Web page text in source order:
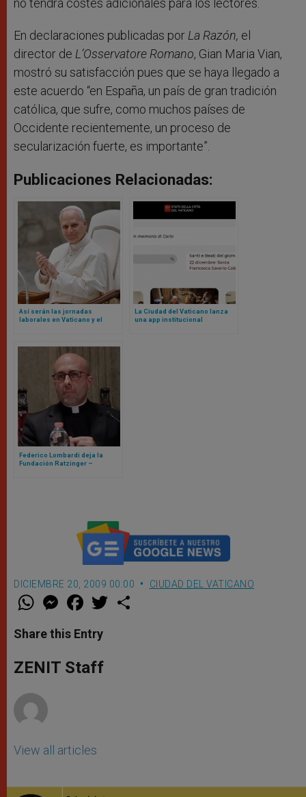
no tendrá costes adicionales para los lectores.
En declaraciones publicadas porLa Razón, el
director de L’Osservatore Romano, Gian Maria Vian,
mostró su satisfacción pues que se haya llegado a
este acuerdo “en España, un país de gran tradición
católica, que sufre, como muchos países de
Occidente recientemente, un proceso de
secularización fuerte, es importante”.
Publicaciones Relacionadas:
Así serán las jornadas
laborales en Vaticano y el
La Ciudad del Vaticano lanza
una app institucional
Federico Lombardi deja la
Fundación Ratzinger –
DICIEMBRE 20, 2009 00:00 CIUDAD DEL VATICANO
W
t
s
p
p
M
e
s
e
g
e
F
a
e
b
o
k
w
Share this Entry
ZENIT Staff
View all articles